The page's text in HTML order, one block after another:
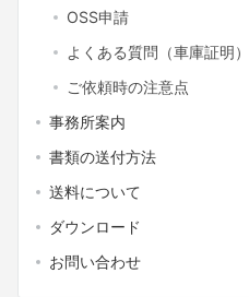
OSS申請
よくある質問（車庫証明）
ご依頼時の注意点
事務所案内
書類の送付方法
送料について
ダウンロード
お問い合わせ